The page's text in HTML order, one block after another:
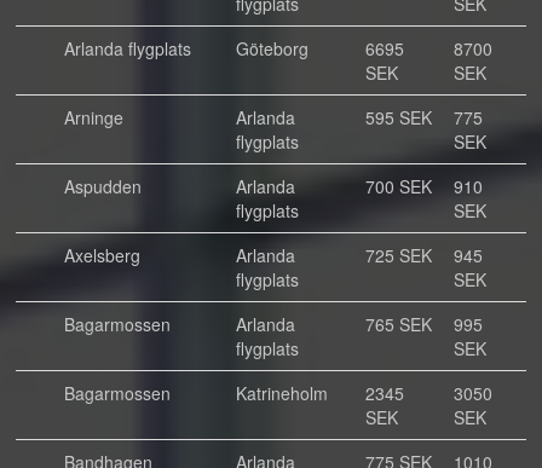
Arlanda flygplats
Göteborg
6695
SEK
8700
SEK
Arninge
Arlanda
flygplats
595 SEK
775
SEK
Aspudden
Arlanda
flygplats
700 SEK
910
SEK
Axelsberg
Arlanda
flygplats
725 SEK
945
SEK
Bagarmossen
Arlanda
flygplats
765 SEK
995
SEK
Bagarmossen
Katrineholm
2345
SEK
3050
SEK
Bandhagen
Arlanda 775 SEK 1010